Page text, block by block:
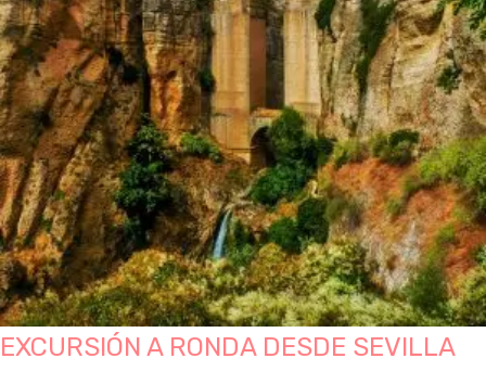
EXCURSIÓN A RONDA DESDE SEVILLA